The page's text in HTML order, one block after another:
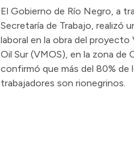
El Gobierno de Río Negro, a
Secretaría de Trabajo, realizó
laboral en la obra del proyecto
Oil Sur (VMOS), en la zona de
confirmó que más del 80% de
trabajadores son rionegrinos.